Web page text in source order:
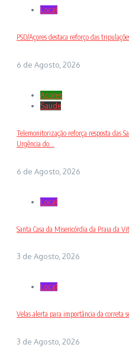
Local
PSD/Açores destaca reforço das
6 de Agosto, 2026
Açores
Saude
Telemonitorização reforça resposta das
Urgência do...
6 de Agosto, 2026
Local
Santa Casa da Misericórdia da Praia da
3 de Agosto, 2026
Local
Velas alerta para importância da correta
3 de Agosto, 2026